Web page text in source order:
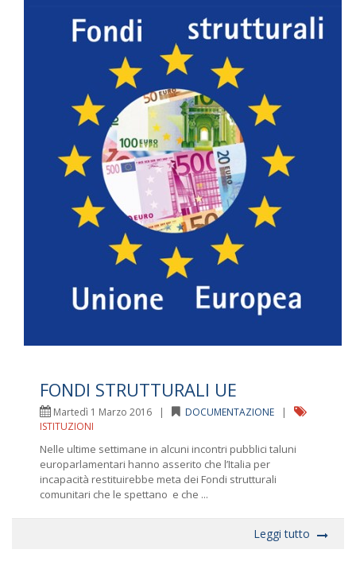
FONDI STRUTTURALI UE
Martedì 1 Marzo 2016 | DOCUMENTAZIONE
|
ISTITUZIONI
Nelle ultime settimane in alcuni incontri pubblici taluni
europarlamentari hanno asserito che l’Italia per
incapacità restituirebbe meta dei Fondi strutturali
comunitari che le spettano e che ...
Leggi tutto